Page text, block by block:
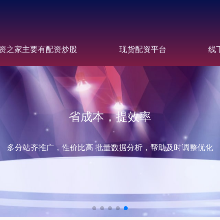
之家主要有配资炒股 现货配资平台 线
省成本，提效率
多分站齐推广，性价比高 批量数据分析，帮助及时调整优化